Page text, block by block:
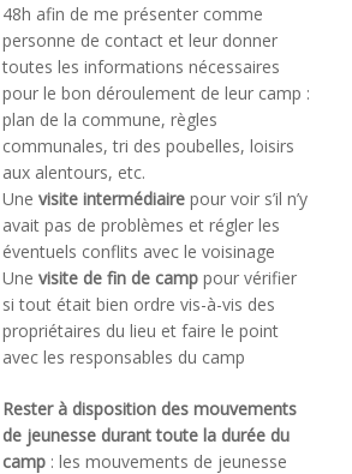
48h afin de me présenter comme
personne de contact et leur donner
toutes les informations nécessaires
pour le bon déroulement de leur camp :
plan de la commune, règles
communales, tri des poubelles, loisirs
aux alentours, etc.
Une visite intermédiairepour voir s’il n’y
avait pas de problèmes et régler les
éventuels conflits avec le voisinage
Une visite de fin de camppour vérifier
si tout était bien ordre vis-à-vis des
propriétaires du lieu et faire le point
avec les responsables du camp
Rester à disposition des mouvements
de jeunesse durant toute la durée du
camp: les mouvements de jeunesse